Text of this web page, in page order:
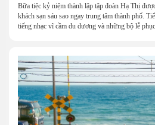
Bữa tiệc kỷ niệm thành lập tập đoàn Hạ Thị
khách sạn sáu sao ngay trung tâm thành phố.
tiếng nhạc vĩ cầm du dương và những bộ lễ